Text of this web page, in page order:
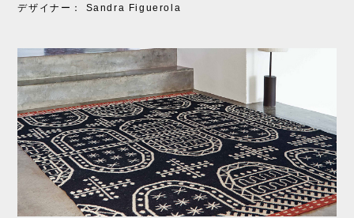
デザイナー： Sandra Figuerola